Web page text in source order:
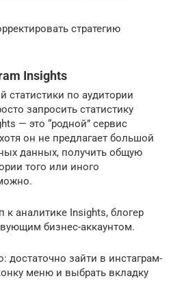
стратегию
Insights
статистики по аудитории
запросить статистику
— это “родной” сервис
он не предлагает большой
данных, получить общую
того или иного
к аналитике Insights, блогер
бизнес-аккаунтом.
достаточно зайти в инстаграм-
меню и выбрать вкладку